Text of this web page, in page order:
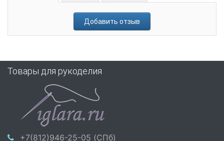
Добавить отзыв
Товары для рукоделия
+7(812)946-25-05 (СПб)